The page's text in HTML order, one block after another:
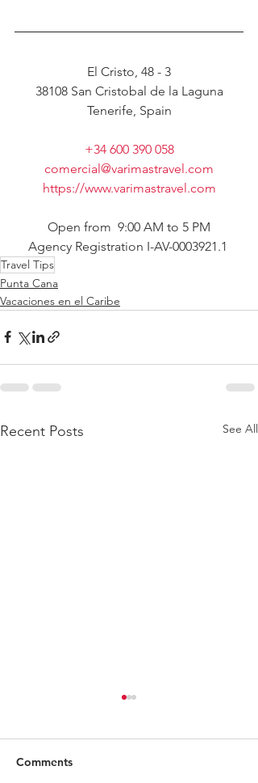
El Cristo, 48 - 3
38108 San Cristobal de la Laguna
Tenerife, Spain
+34 600 390 058
comercial@varimastravel.com
https://www.varimastravel.com
Open from  9:00 AM to 5 PM
Agency Registration I-AV-0003921.1
Travel Tips
Punta Cana
Vacaciones en el Caribe
Recent Posts See All
Comments